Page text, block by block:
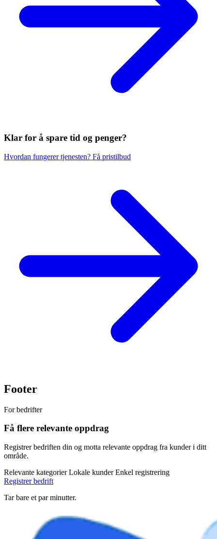
Klar for å spare tid og penger?
Hvordan fungerer tjenesten? Få pristilbud
Footer
For bedrifter
Få flere relevante oppdrag
Registrer bedriften din og motta relevante oppdrag fra kunder i ditt
område.
Relevante kategorierLokale kunderEnkel registrering
Registrer bedrift
Tar bare et par minutter.